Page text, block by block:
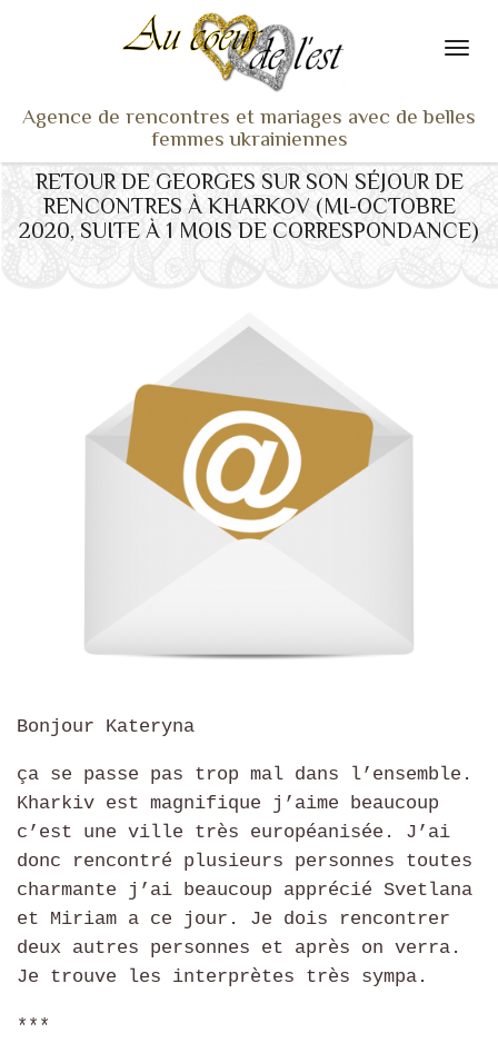
Agence de rencontres et mariages avec de belles
femmes ukrainiennes
ACCUEIL
NOS ADHÉRENTES
VU À LA TV
COACHING RENCONTRE
NOTRE DIFFÉRENCE
CONTACT
RETOUR DE GEORGES SUR SON SÉJOUR DE
RENCONTRES À KHARKOV (MI-OCTOBRE
2020, SUITE À 1 MOIS DE CORRESPONDANCE)
Bonjour Kateryna
ça se passe pas trop mal dans l’ensemble.
Kharkiv est magnifique j’aime beaucoup
c’est une ville très européanisée. J’ai
donc rencontré plusieurs personnes toutes
charmante j’ai beaucoup apprécié Svetlana
et Miriam a ce jour. Je dois rencontrer
deux autres personnes et après on verra.
Je trouve les interprètes très sympa.
***